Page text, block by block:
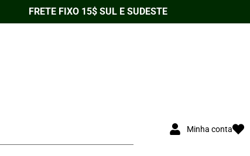
FRETE FIXO 15$ SUL E SUDESTE
Minha conta